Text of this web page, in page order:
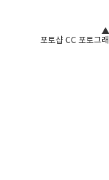
▲
포토샵 CC 포토그